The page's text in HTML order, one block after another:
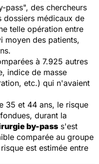
pass", des chercheurs
dossiers médicaux de
telle opération entre
moyen des patients,
à 7.925 autres
indice de masse
etc.) qui n'avaient
35 et 44 ans, le risque
durant la
by-pass s'est
comparée au groupe
est estimée entre